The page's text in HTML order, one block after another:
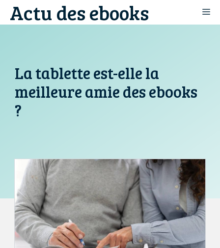
AllerActu des ebooks
La tablette est-elle la
meilleure amie des ebooks
?